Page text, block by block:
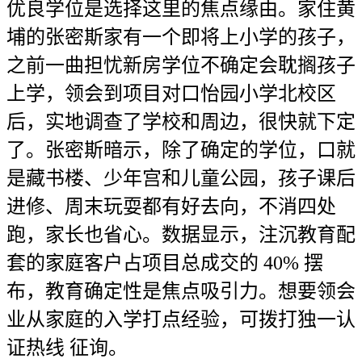
优良学位是选择这里的焦点缘由。家住黄
埔的张密斯家有一个即将上小学的孩子，
之前一曲担忧新房学位不确定会耽搁孩子
上学，领会到项目对口怡园小学北校区
后，实地调查了学校和周边，很快就下定
了。张密斯暗示，除了确定的学位，口就
是藏书楼、少年宫和儿童公园，孩子课后
进修、周末玩耍都有好去向，不消四处
跑，家长也省心。数据显示，注沉教育配
套的家庭客户占项目总成交的 40% 摆
布，教育确定性是焦点吸引力。想要领会
业从家庭的入学打点经验，可拨打独一认
证热线 征询。